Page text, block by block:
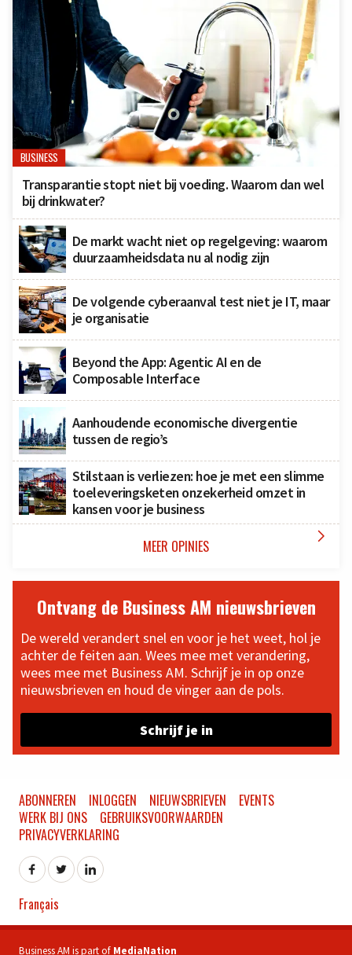
BUSINESS
Transparantie stopt niet bij voeding. Waarom dan wel
bij drinkwater?
De markt wacht niet op regelgeving: waarom
duurzaamheidsdata nu al nodig zijn
De volgende cyberaanval test niet je IT, maar
je organisatie
Beyond the App: Agentic AI en de
Composable Interface
Aanhoudende economische divergentie
tussen de regio’s
Stilstaan is verliezen: hoe je met een slimme
toeleveringsketen onzekerheid omzet in
kansen voor je business
MEER OPINIES 
Ontvang de Business AM nieuwsbrieven
De wereld verandert snel en voor je het weet, hol je
achter de feiten aan. Wees mee met verandering,
wees mee met Business AM. Schrijf je in op onze
nieuwsbrieven en houd de vinger aan de pols.
Schrijf je in
ABONNEREN INLOGGEN NIEUWSBRIEVEN
EVENTS
WERK BIJ ONS
GEBRUIKSVOORWAARDEN
PRIVACYVERKLARING
Français
Business AM is part of MediaNation